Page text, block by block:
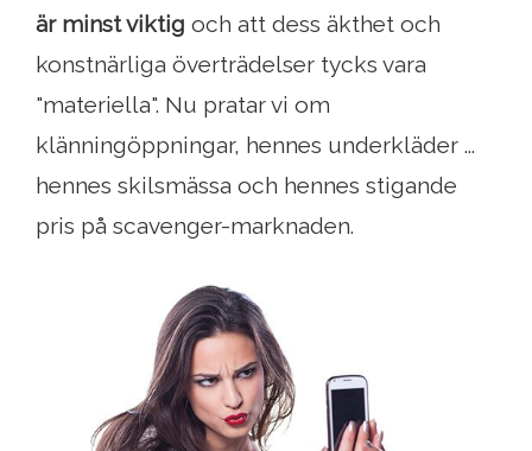
är minst viktig och att dess äkthet och
konstnärliga överträdelser tycks vara
"materiella". Nu pratar vi om
klänningöppningar, hennes underkläder ...
hennes skilsmässa och hennes stigande
pris på scavenger-marknaden.